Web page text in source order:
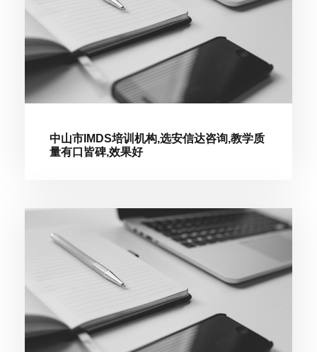
中山市IMDS培训机构,选安信达咨询,教学质
量有口皆碑,效果好